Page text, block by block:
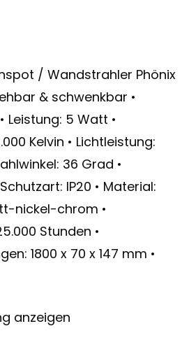
/ Wandstrahler Phönix
& schwenkbar •
Leistung: 5 Watt •
Kelvin • Lichtleistung:
36 Grad •
IP20 • Material:
nickel-chrom •
Stunden •
1800 x 70 x 147 mm •
anzeigen